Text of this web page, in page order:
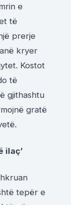
e
të
prerje
kryer
Kostot
të
gjithashtu
gratë
ilaç’
tepër e